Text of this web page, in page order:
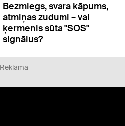
Bezmiegs, svara kāpums,
atmiņas zudumi – vai
ķermenis sūta "SOS"
signālus?
Reklāma